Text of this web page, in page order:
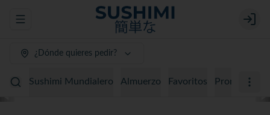
Abrir menu de navegación Login
¿Dónde quieres pedir?
Sushimi Mundialero Almuerzo Favoritos Promociones